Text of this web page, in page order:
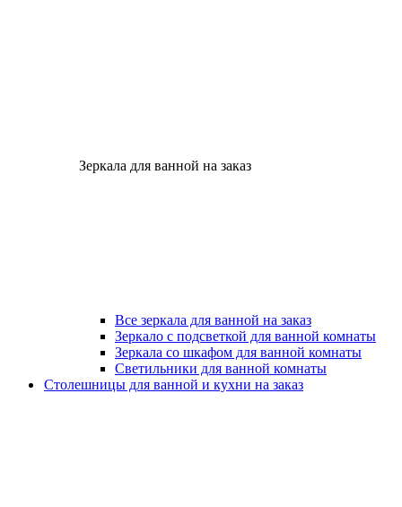
Зеркала для ванной на заказ
Все зеркала для ванной на заказ
Зеркало с подсветкой для ванной комнаты
Зеркала со шкафом для ванной комнаты
Светильники для ванной комнаты
Столешницы для ванной и кухни на заказ